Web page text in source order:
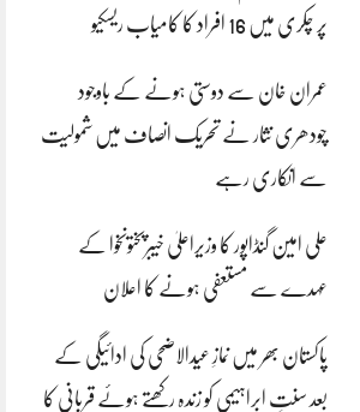
پر چکری میں 16 افراد کا کامیاب ریسکیو
عمران خان سے دوستی ہونے کے باوجود
چودھری نثار نے تحریک انصاف میں شمولیت
سے انکاری رہے
علی امین گنڈاپور کا وزیراعلیٰ خیبرپختونخوا کے
عہدے سے مستعفی ہونے کا اعلان
پاکستان بھر میں نمازِ عیدالاضحی کی ادائیگی کے
بعد سنتِ ابراہیمی کو زندہ رکھتے ہوئے قربانی کا